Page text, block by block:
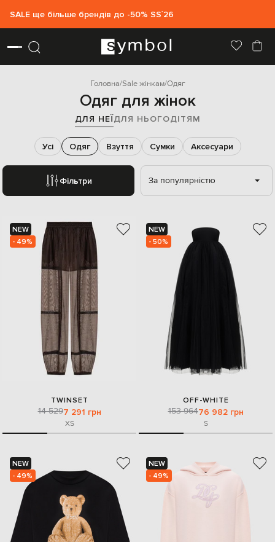
SALE ще більше брендів до -50% SS`26
Головна Sale жінкам Одяг
Одяг для жінок
ДЛЯ НЕЇДЛЯ НЬОГОДІТЯМ
Фільтри
Усі Одяг Взуття Сумки Аксесуари
За популярністю
NEW
- 49%
TWINSET
14 5297 291 грн
XS
NEW
- 50%
OFF-WHITE
153 96476 982 грн
S
NEW
- 49%
NEW
- 49%